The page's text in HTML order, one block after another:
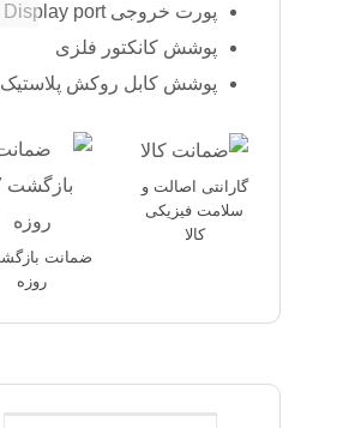
پورت خروجی Display port
پوشش کانکتور فلزی
پوشش کابل روکش پلاستیک
گارانتی اصالت و
سلامت فیزیکی
کالا
روزه